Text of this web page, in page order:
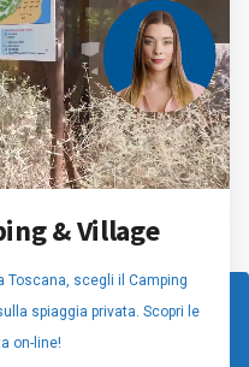
& Village
Toscana, scegli il Camping
spiaggia privata. Scopri le
on-line!